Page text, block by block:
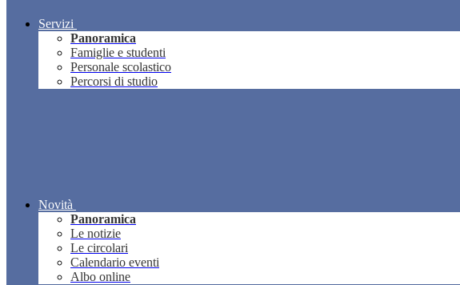
Servizi
Panoramica
Famiglie e studenti
Personale scolastico
Percorsi di studio
Novità
Panoramica
Le notizie
Le circolari
Calendario eventi
Albo online